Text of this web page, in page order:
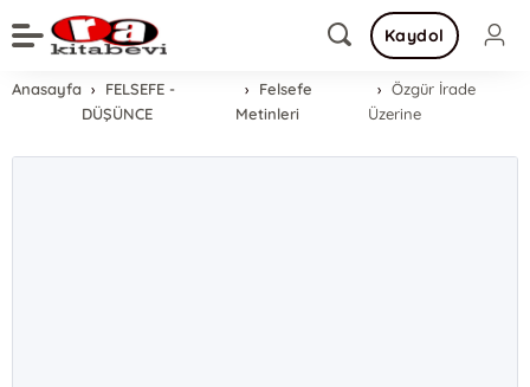
Kaydol
Anasayfa
FELSEFE -
DÜŞÜNCE
Felsefe
Metinleri
Özgür İrade
Üzerine